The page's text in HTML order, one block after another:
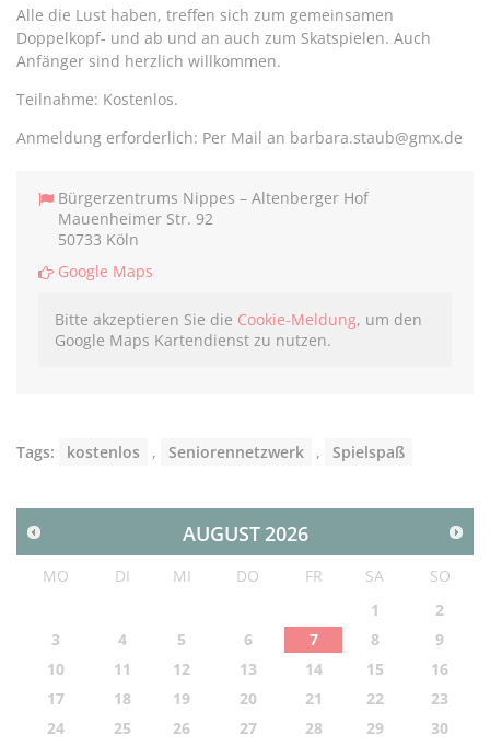
Alle die Lust haben, treffen sich zum gemeinsamen
Doppelkopf- und ab und an auch zum Skatspielen. Auch
Anfänger sind herzlich willkommen.
Teilnahme: Kostenlos.
Anmeldung erforderlich: Per Mail an barbara.staub@gmx.de
Bürgerzentrums Nippes – Altenberger Hof
Mauenheimer Str. 92
50733 Köln
Google Maps
Bitte akzeptieren Sie die Cookie-Meldung, um den
Google Maps Kartendienst zu nutzen.
Tags: kostenlos , Seniorennetzwerk , Spielspaß
AUGUST 2026
MO DI MI DO FR SA
SO
1
2
3
4 5 6 7 8
9
10
11 12 13 14 15
16
17
18 19 20 21 22
23
24
25 26 27 28 29
30